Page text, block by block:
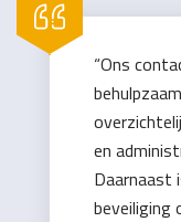
“Ons
en
Daarnaast
beveiliging